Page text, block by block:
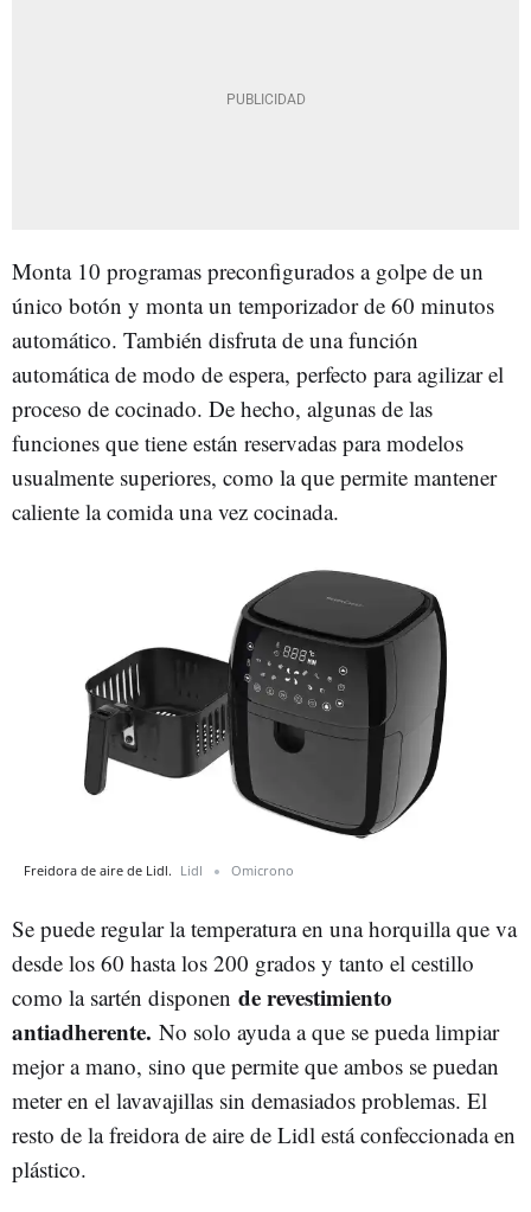
Monta 10 programas preconfigurados a golpe de un
único botón y monta un temporizador de 60 minutos
automático. También disfruta de una función
automática de modo de espera, perfecto para agilizar el
proceso de cocinado. De hecho, algunas de las
funciones que tiene están reservadas para modelos
usualmente superiores, como la que permite mantener
caliente la comida una vez cocinada.
Freidora de aire de Lidl. Lidl Omicrono
Se puede regular la temperatura en una horquilla que va
desde los 60 hasta los 200 grados y tanto el cestillo
como la sartén disponen de revestimiento
antiadherente. No solo ayuda a que se pueda limpiar
mejor a mano, sino que permite que ambos se puedan
meter en el lavavajillas sin demasiados problemas. El
resto de la freidora de aire de Lidl está confeccionada en
plástico.